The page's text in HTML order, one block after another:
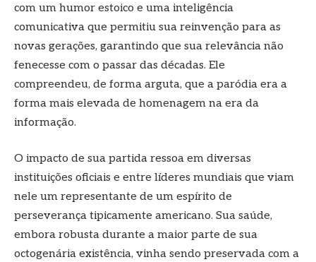
com um humor estoico e uma inteligência
comunicativa que permitiu sua reinvenção para as
novas gerações, garantindo que sua relevância não
fenecesse com o passar das décadas. Ele
compreendeu, de forma arguta, que a paródia era a
forma mais elevada de homenagem na era da
informação.
O impacto de sua partida ressoa em diversas
instituições oficiais e entre líderes mundiais que viam
nele um representante de um espírito de
perseverança tipicamente americano. Sua saúde,
embora robusta durante a maior parte de sua
octogenária existência, vinha sendo preservada com a